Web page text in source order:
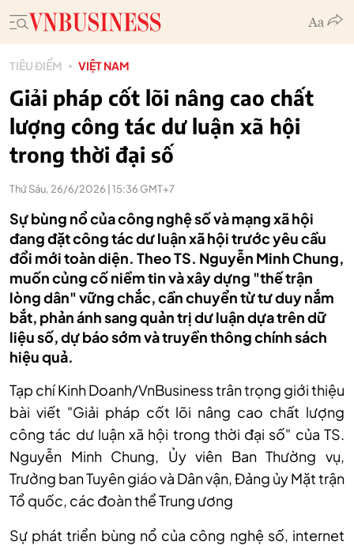
TIÊU ĐIỂM VIỆT NAM
Giải pháp cốt lõi nâng cao chất
lượng công tác dư luận xã hội
trong thời đại số
Thứ Sáu, 26/6/2026 | 15:36 GMT+7
Sự bùng nổ của công nghệ số và mạng xã hội
đang đặt công tác dư luận xã hội trước yêu cầu
đổi mới toàn diện. Theo TS. Nguyễn Minh Chung,
muốn củng cố niềm tin và xây dựng "thế trận
lòng dân" vững chắc, cần chuyển từ tư duy nắm
bắt, phản ánh sang quản trị dư luận dựa trên dữ
liệu số, dự báo sớm và truyền thông chính sách
hiệu quả.
Tạp chí Kinh Doanh/VnBusiness trân trọng giới thiệu
bài viết "Giải pháp cốt lõi nâng cao chất lượng
công tác dư luận xã hội trong thời đại số" của TS.
Nguyễn Minh Chung, Ủy viên Ban Thường vụ,
Trưởng ban Tuyên giáo và Dân vận, Đảng ủy Mặt trận
Tổ quốc, các đoàn thể Trung ương
Sự phát triển bùng nổ của công nghệ số, internet